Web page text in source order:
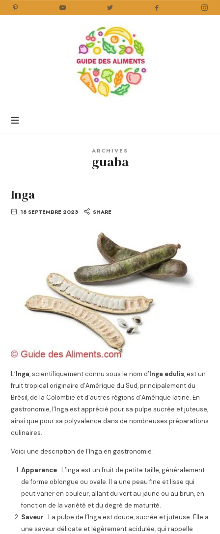
Aliments
ARCHIVES
guaba
Inga
18 SEPTEMBRE 2023 SHARE
L’Inga, scientifiquement connu sous le nom d’Inga edulis, est un
fruit tropical originaire d’Amérique du Sud, principalement du
Brésil, de la Colombie et d’autres régions d’Amérique latine. En
gastronomie, l’Inga est apprécié pour sa pulpe sucrée et juteuse,
ainsi que pour sa polyvalence dans de nombreuses préparations
culinaires.
Voici une description de l’Inga en gastronomie :
Apparence : L’Inga est un fruit de petite taille, généralement
de forme oblongue ou ovale. Il a une peau fine et lisse qui
peut varier en couleur, allant du vert au jaune ou au brun, en
fonction de la variété et du degré de maturité.
Saveur : La pulpe de l’Inga est douce, sucrée et juteuse. Elle a
une saveur délicate et légèrement acidulée, qui rappelle